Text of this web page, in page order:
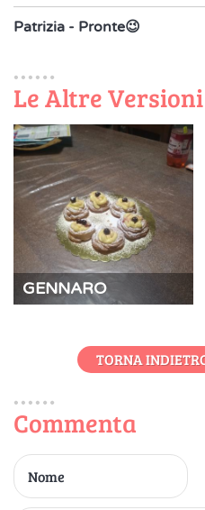
Patrizia - Pronte😉
Le Altre Versioni
GENNARO
TORNA
Commenta